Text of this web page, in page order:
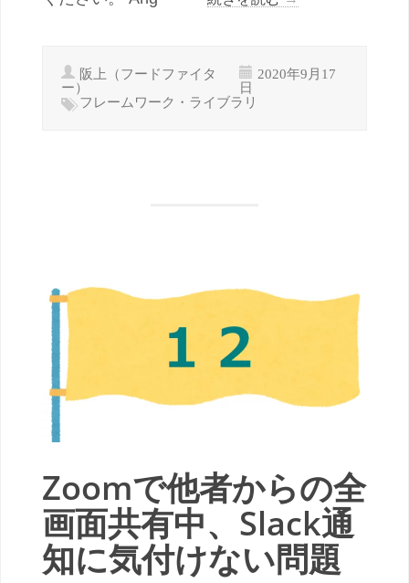
阪上（フードファイタ
ー）
2020年9月17
日
フレームワーク・ライブラリ
Zoomで他者からの全
画面共有中、Slack通
知に気付けない問題